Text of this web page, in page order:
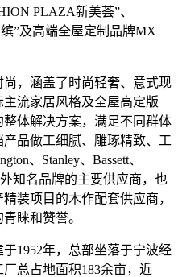
PLAZA新美荟”、
”及高端全屋定制品牌MX
，涵盖了时尚轻奢、意式现
流家居风格及全屋高定版
体解决方案，满足不同群体
品做工细腻、雕琢精致、工
、Stanley、Bassett、
知名品牌的主要供应商，也
装项目的木作配套供应商，
睐和赞誉。
1952年，总部坐落于宁波经
总占地面积183余亩，近